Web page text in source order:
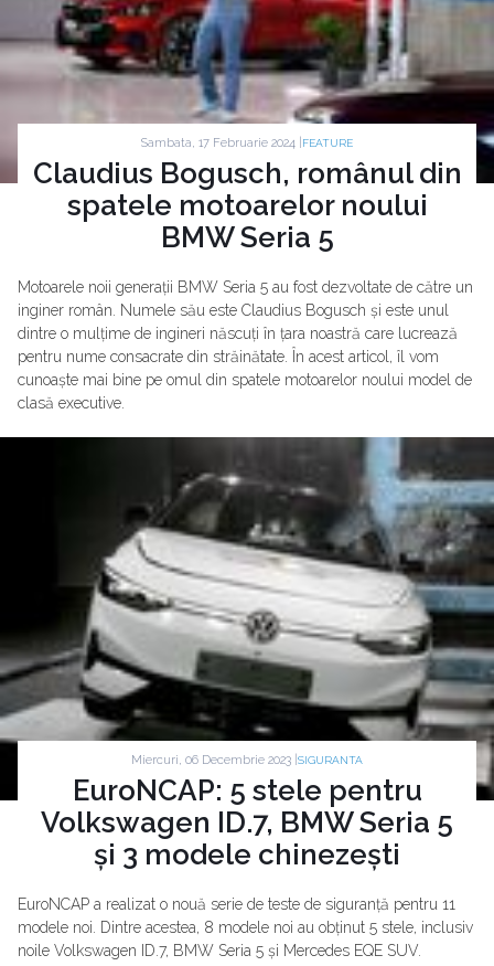
Sambata, 17 Februarie 2024 | FEATURE
Claudius Bogusch, românul din
spatele motoarelor noului
BMW Seria 5
Motoarele noii generații BMW Seria 5 au fost dezvoltate de către un
inginer român. Numele său este Claudius Bogusch și este unul
dintre o mulțime de ingineri născuți în țara noastră care lucrează
pentru nume consacrate din străinătate. În acest articol, îl vom
cunoaște mai bine pe omul din spatele motoarelor noului model de
clasă executive.
Miercuri, 06 Decembrie 2023 | SIGURANTA
EuroNCAP: 5 stele pentru
Volkswagen ID.7, BMW Seria 5
și 3 modele chinezești
EuroNCAP a realizat o nouă serie de teste de siguranță pentru 11
modele noi. Dintre acestea, 8 modele noi au obținut 5 stele, inclusiv
noile Volkswagen ID.7, BMW Seria 5 și Mercedes EQE SUV.